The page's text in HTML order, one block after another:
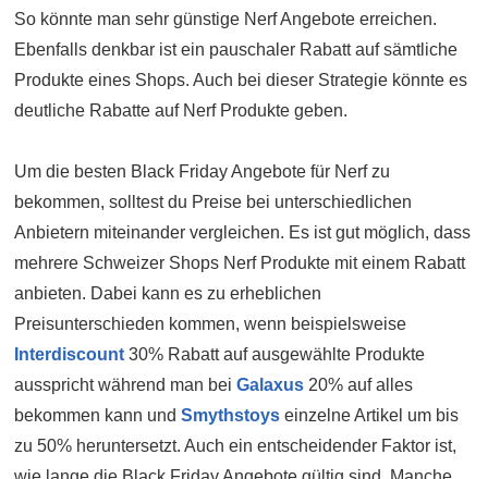
So könnte man sehr günstige Nerf Angebote erreichen.
Ebenfalls denkbar ist ein pauschaler Rabatt auf sämtliche
Produkte eines Shops. Auch bei dieser Strategie könnte es
deutliche Rabatte auf Nerf Produkte geben.
Um die besten Black Friday Angebote für Nerf zu
bekommen, solltest du Preise bei unterschiedlichen
Anbietern miteinander vergleichen. Es ist gut möglich, dass
mehrere Schweizer Shops Nerf Produkte mit einem Rabatt
anbieten. Dabei kann es zu erheblichen
Preisunterschieden kommen, wenn beispielsweise
Interdiscount 30% Rabatt auf ausgewählte Produkte
ausspricht während man bei Galaxus 20% auf alles
bekommen kann und Smythstoys einzelne Artikel um bis
zu 50% heruntersetzt. Auch ein entscheidender Faktor ist,